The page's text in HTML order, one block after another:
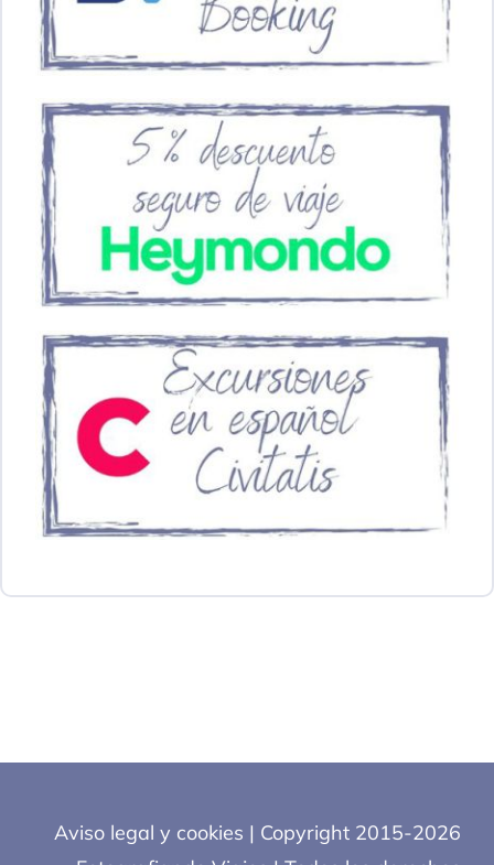
Aviso legal y cookies | Copyright 2015-2026